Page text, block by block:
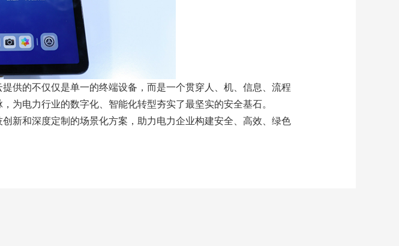
供的不仅仅是单一的终端设备，而是一个贯穿人、机、信息、流程
为电力行业的数字化、智能化转型夯实了最坚实的安全基石。
新和深度定制的场景化方案，助力电力企业构建安全、高效、绿色